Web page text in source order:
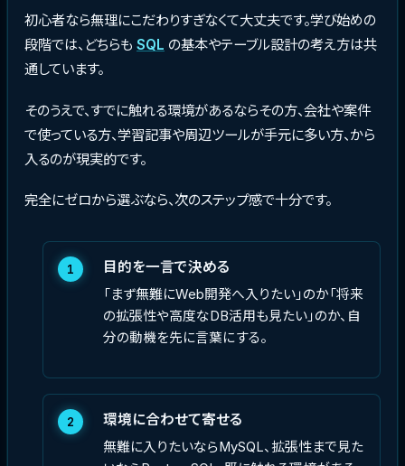
初心者なら無理にこだわりすぎなくて大丈夫です。学び始めの
段階では、どちらも SQL の基本やテーブル設計の考え方は共
通しています。
そのうえで、すでに触れる環境があるならその方、会社や案件
で使っている方、学習記事や周辺ツールが手元に多い方、から
入るのが現実的です。
完全にゼロから選ぶなら、次のステップ感で十分です。
1 目的を一言で決める
「まず無難にWeb開発へ入りたい」のか「将来
の拡張性や高度なDB活用も見たい」のか、自
分の動機を先に言葉にする。
2 環境に合わせて寄せる
無難に入りたいならMySQL、拡張性まで見た